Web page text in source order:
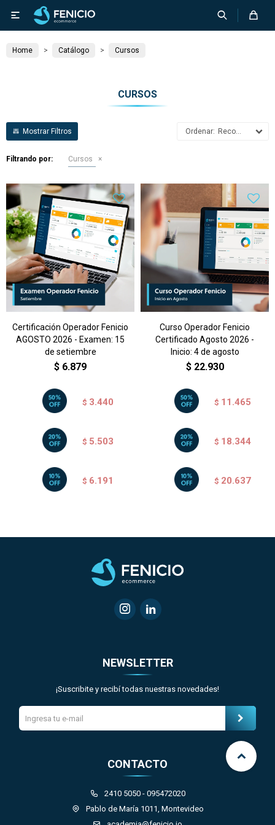

Home Catálogo Cursos
CURSOS
Recomendados
Filtrando por: Cursos
Si ya utilizás (o utilizaste) la
plataforma Fenicio, y querés
certificarte como Operador
Fenicio, podés inscribirte para
rendir únicamente el examen
y validar tus conocimientos.
50% OFF para clientes de
Fenicio.
Certificación Operador Fenicio
AGOSTO 2026 - Examen: 15
de setiembre
$ 6.879
$ 3.440
$ 5.503
$ 6.191
12 clases: Este año
sumamos dos clases
Modalidad: 100% Online (Vía
Zoom)
Próximo inicio: martes 4 de
agosto de 2026
Finalización del curso y fecha
de examen: martes 15 de
setiembre
Martes y jueves de 19.00 a
21.00 h.
Curso Operador Fenicio
Certificado Agosto 2026 -
Inicio: 4 de agosto
$ 22.930
$ 11.465
$ 18.344
$ 20.637
 
CONTACTO
2410 5050 - 095472020
Pablo de María 1011, Montevideo
NEWSLETTER
¡Suscribite y recibí todas nuestras novedades!